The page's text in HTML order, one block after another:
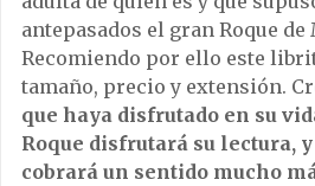
antepasados el gran Roque
Recomiendo por ello este
tamaño, precio y extensión.
que haya disfrutado en su
Roque disfrutará su lectura,
cobrará un sentido mucho